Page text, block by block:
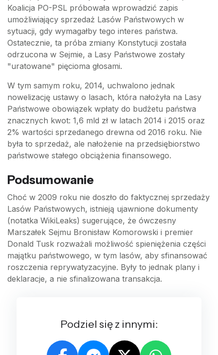
Koalicja PO-PSL próbowała wprowadzić zapis
umożliwiający sprzedaż Lasów Państwowych w
sytuacji, gdy wymagałby tego interes państwa.
Ostatecznie, ta próba zmiany Konstytucji została
odrzucona w Sejmie, a Lasy Państwowe zostały
"uratowane" pięcioma głosami.
W tym samym roku, 2014, uchwalono jednak
nowelizację ustawy o lasach, która nałożyła na Lasy
Państwowe obowiązek wpłaty do budżetu państwa
znacznych kwot: 1,6 mld zł w latach 2014 i 2015 oraz
2% wartości sprzedanego drewna od 2016 roku. Nie
była to sprzedaż, ale nałożenie na przedsiębiorstwo
państwowe stałego obciążenia finansowego.
Podsumowanie
Choć w 2009 roku nie doszło do faktycznej sprzedaży
Lasów Państwowych, istnieją ujawnione dokumenty
(notatka WikiLeaks) sugerujące, że ówczesny
Marszałek Sejmu Bronisław Komorowski i premier
Donald Tusk rozważali możliwość spieniężenia części
majątku państwowego, w tym lasów, aby sfinansować
roszczenia reprywatyzacyjne. Były to jednak plany i
deklaracje, a nie sfinalizowana transakcja.
Podziel się z innymi: